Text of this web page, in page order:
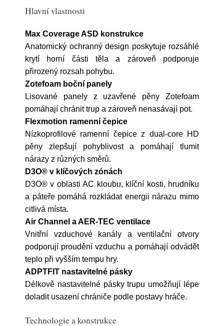
Hlavní vlastnosti
Max Coverage ASD konstrukce
Anatomický ochranný design poskytuje rozsáhlé
krytí horní části těla a zároveň podporuje
přirozený rozsah pohybu.
Zotefoam boční panely
Lisované panely z uzavřené pěny Zotefoam
pomáhají chránit trup a zároveň nenasávají pot.
Flexmotion ramenní čepice
Nízkoprofilové ramenní čepice z dual-core HD
pěny zlepšují pohyblivost a pomáhají tlumit
nárazy z různých směrů.
D3O® v klíčových zónách
D3O® v oblasti AC kloubu, klíční kosti, hrudníku
a páteře pomáhá rozkládat energii nárazu mimo
citlivá místa.
Air Channel a AER-TEC ventilace
Vnitřní vzduchové kanály a ventilační otvory
podporují proudění vzduchu a pomáhají odvádět
teplo při vyšším tempu hry.
ADPTFIT nastavitelné pásky
Délkově nastavitelné pásky trupu umožňují lépe
doladit usazení chrániče podle postavy hráče.
Technologie a konstrukce